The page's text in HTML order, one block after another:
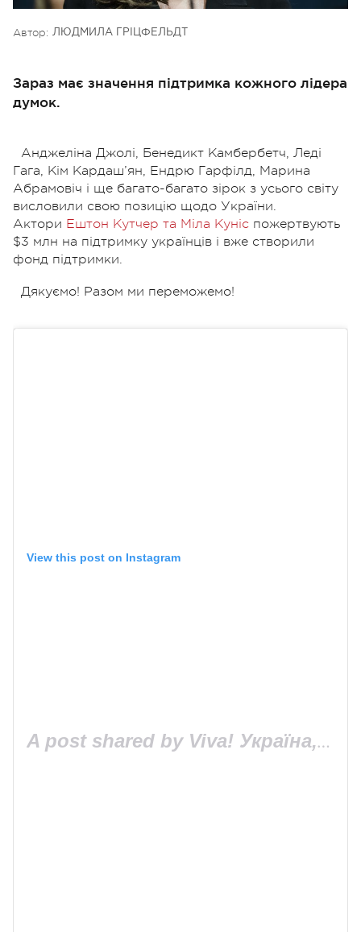
Автор: ЛЮДМИЛА ГРІЦФЕЛЬДТ
Зараз має значення підтримка кожного лідера
думок.
Анджеліна Джолі, Бенедикт Камбербетч, Леді
Гага, Кім Кардаш’ян, Ендрю Гарфілд, Марина
Абрамовіч і ще багато-багато зірок з усього світу
висловили свою позицію щодо України.
Актори Ештон Кутчер та Міла Куніс пожертвують
$3 млн на підтримку українців і вже створили
фонд підтримки.
Дякуємо! Разом ми переможемо!
View this post on Instagram
A post shared by Viva! Україна, сайт Viva.ua (@viva_ukraine_magazine)